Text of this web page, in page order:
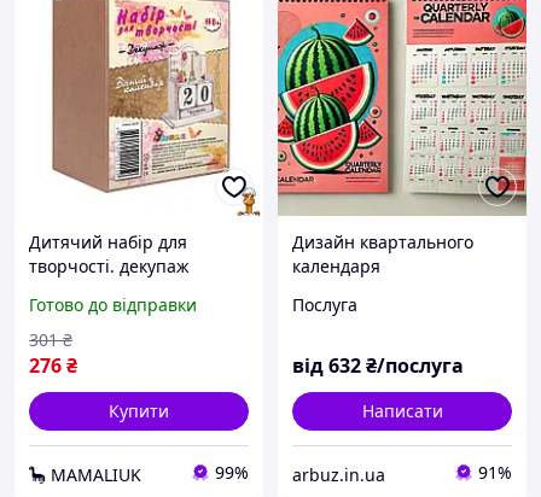
Дитячий набір для
творчості. декупаж
календар кубик Умняшка
D-001
Готово до відправки
276₴
301 ₴
Купити
🦕 MAMALIUK 99%
Дизайн квартального
календаря
Послуга
від632₴/послуга
Написати
arbuz.in.ua 91%